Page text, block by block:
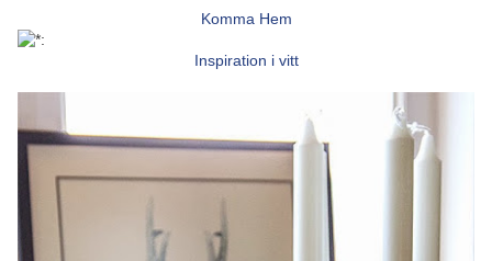
Komma Hem
Inspiration i vitt